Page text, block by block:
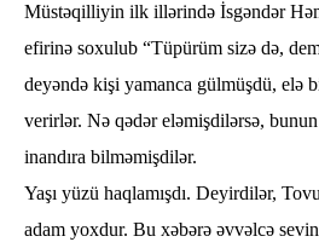
Müstəqilliyin ilk illərində İsgəndər
efirinə soxulub “Tüpürüm sizə də,
deyəndə kişi yamanca gülmüşdü, elə
verirlər. Nə qədər eləmişdilərsə, bunun
inandıra bilməmişdilər.
Yaşı yüzü haqlamışdı. Deyirdilər,
adam yoxdur. Bu xəbərə əvvəlcə